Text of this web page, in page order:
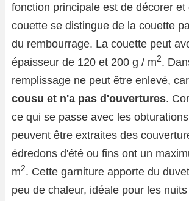
fonction principale est de décorer et
couette se distingue de la couette
du rembourrage. La couette peut
épaisseur de 120 et 200 g / m2.
remplissage ne peut être enlevé, car
cousu et n'a pas d'ouvertures.
ce qui se passe avec les
peuvent être extraites des
édredons d'été ou fins ont un
m2. Cette garniture apporte du
peu de chaleur, idéale pour les